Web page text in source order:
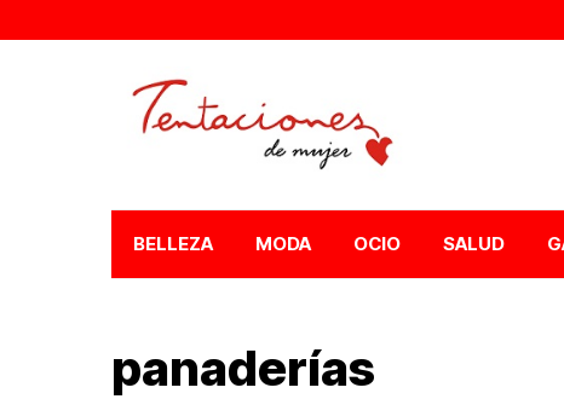
BELLEZA MODA OCIO SALUD
panaderías